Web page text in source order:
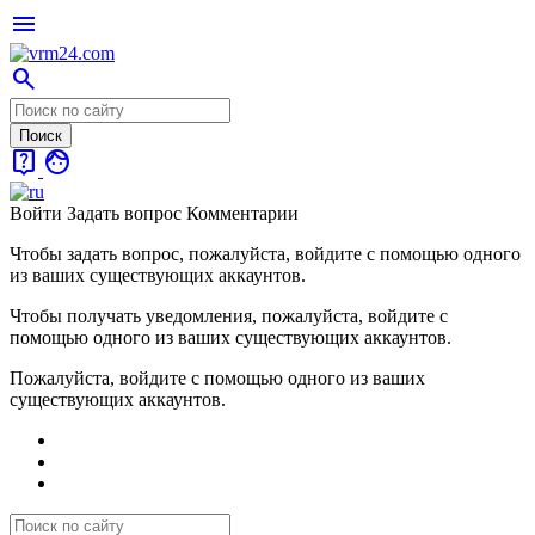
menu
search
live_help face
Войти Задать вопрос Комментарии
Чтобы задать вопрос, пожалуйста, войдите с помощью одного
из ваших существующих аккаунтов.
Чтобы получать уведомления, пожалуйста, войдите с
помощью одного из ваших существующих аккаунтов.
Пожалуйста, войдите с помощью одного из ваших
существующих аккаунтов.